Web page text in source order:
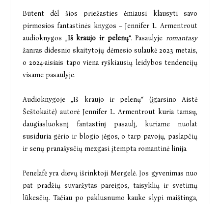
Būtent dėl šios priežasties ėmiausi klausyti savo
pirmosios fantastinės knygos – Jennifer L. Armentrout
audioknygos „Iš kraujo ir pelenų“. Pasaulyje romantasy
žanras didesnio skaitytojų dėmesio sulaukė 2023 metais,
o 2024-aisiais tapo viena ryškiausių leidybos tendencijų
visame pasaulyje.
Audioknygoje „Iš kraujo ir pelenų“ (įgarsino Aistė
Šeštokaitė) autorė Jennifer L. Armentrout kuria tamsų,
daugiasluoksnį fantastinį pasaulį, kuriame nuolat
susiduria gėrio ir blogio jėgos, o tarp pavojų, paslapčių
ir senų pranašysčių mezgasi įtempta romantinė linija.
Penelafė yra dievų išrinktoji Mergelė. Jos gyvenimas nuo
pat pradžių suvaržytas pareigos, taisyklių ir svetimų
lūkesčių. Tačiau po paklusnumo kauke slypi maištinga,